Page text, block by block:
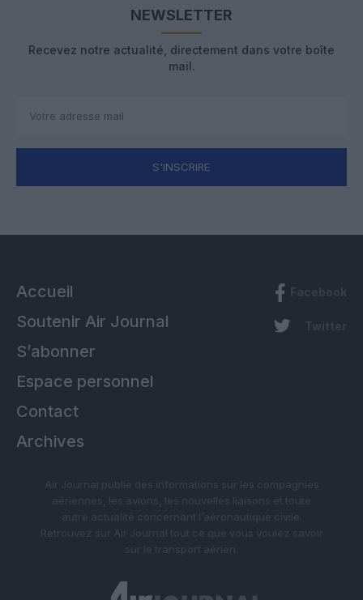
NEWSLETTER
Recevez notre actualité, directement dans votre boîte
mail.
S'INSCRIRE
Accueil
Soutenir Air Journal
S’abonner
Espace personnel
Contact
Archives